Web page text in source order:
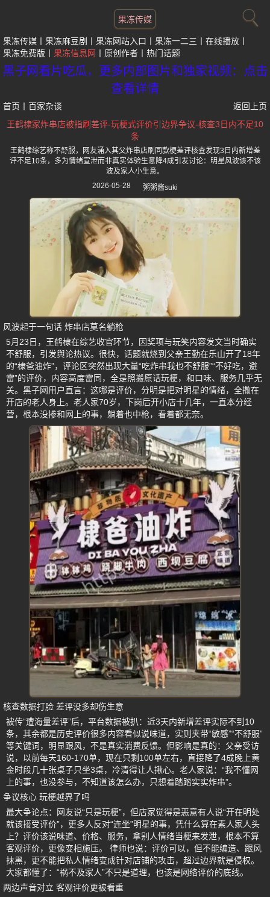
果冻传媒
果冻传媒 果冻麻豆剧 果冻网站入口 果冻一二三
在线播放
果冻免费版
果冻信息网 原创作者 热门话题
黑子网看片吃瓜，更多内部图片和独家视频：点击
查看详情
首页 百家杂谈
返回上页
王鹤棣家炸串店被指刷差评-玩梗式评价引边界争议-核查3日内不足10
条
王鹤棣综艺称不舒服，网友涌入其父炸串店刷同款梗差评核查发现3日内新增差
评不足10条，多为情绪宣泄而非真实体验生意降4成引发讨论：明星风波该不该
波及家人小生意。
2026-05-28
粥粥酱suki
风波起于一句话 炸串店莫名躺枪
5月23日，王鹤棣在综艺收官环节，因奖项与玩笑内容发文当时确实
不舒服，引发舆论热议。很快，话题就烧到父亲王勤在乐山开了18年
的“棣爸油炸”，评论区突然出现大量“吃炸串我也不舒服”“不好吃，避
雷”的评价，内容高度雷同，全是照搬原话玩梗，和口味、服务几乎无
关。黑子网用户直言：这哪是评价，分明是把对明星的情绪，全撒在
开店的老人身上。老人家70岁，下岗后开小店十几年，一直本分经
营，根本没掺和网上的事，躺着也中枪，看着都无奈。
核查数据打脸 差评没多却伤生意
被传“遭海量差评”后，平台数据被扒：近3天内新增差评实际不到10
条，其余都是历史评价很多内容看似说味道，实则夹带“敏感”“不舒服”
等关键词，明显跟风，不是真实消费反馈。但影响是真的：父亲受访
说，以前每天160-170单，现在只剩100单左右，直接降了4成晚上黄
金时段几十张桌子只坐3桌，冷清得让人揪心。老人家说：“我不懂网
上的事，也没参与，不知道该怎么办，只想着踏踏实实炸串”。
争议核心 玩梗越界了吗
最大争论点：网友说“只是玩梗”，但店家觉得是恶意有人说“开在明处
就该接受评价”，更多人反对“连坐”明星的事，凭什么算在素人家人头
上？评价该说味道、价格、服务，拿别人情绪当梗来发泄，根本不算
客观评价，更像变相施压。 律师也说：评价可以，但不能编造、跟风
抹黑，更不能把私人情绪变成针对店铺的攻击，超过边界就是侵权。
大家都懂了：“祸不及家人”不只是道理，也该是网络评价的底线。
两边声音对立 客观评价更被看重